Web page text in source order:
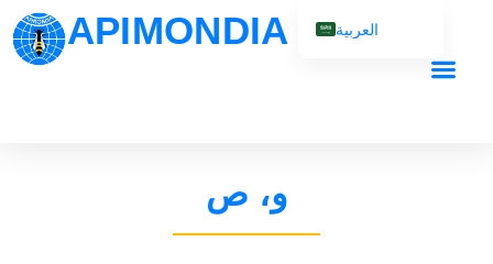
APIMONDIA
و، ص
العربية